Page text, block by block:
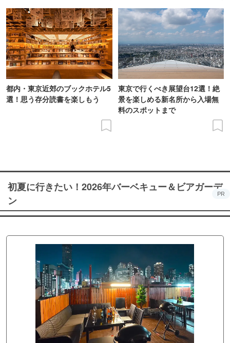
都内・東京近郊のブックホテル5
選！思う存分読書を楽しもう
東京で行くべき展望台12選！絶
景を楽しめる新名所から入場無
料のスポットまで
初夏に行きたい！2026年バーベキュー＆ビアガーデ
ン
PR